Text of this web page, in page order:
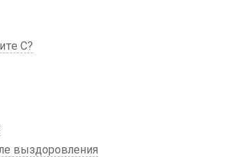
C?
выздоровления